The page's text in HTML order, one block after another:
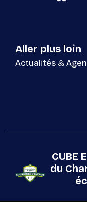
Aller plus loin
Actualités &
CUBE
du